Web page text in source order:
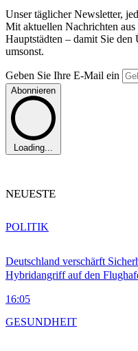
Unser täglicher Newsletter,
Mit aktuellen Nachrichten
Hauptstädten – damit Sie
umsonst.
Geben Sie Ihre E-Mail ein
Abonnieren
Loading...
NEUESTE
Deutschland verschärft
Hybridangriff auf den
16:05
POLITIK
GESUNDHEIT